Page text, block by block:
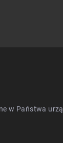
w Państwa